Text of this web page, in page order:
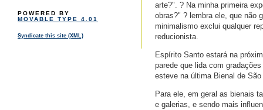
POWERED BY
MOVABLE TYPE 4.01
Syndicate this site (XML)
arte?". ? Na minha primeira
obras?" ? lembra ele, que não
minimalismo exclui qualquer
reducionista.
Espírito Santo estará na
parede que lida com
esteve na última Bienal de
Para ele, em geral as bienais
e galerias, e sendo mais